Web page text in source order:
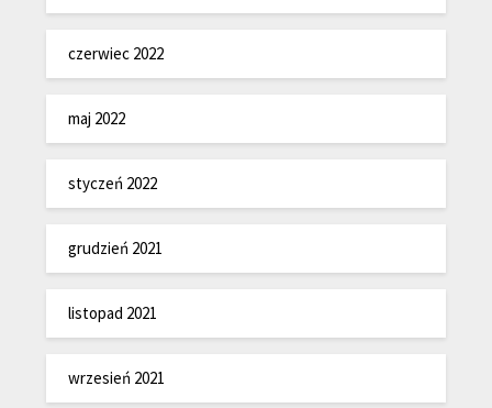
czerwiec 2022
maj 2022
styczeń 2022
grudzień 2021
listopad 2021
wrzesień 2021